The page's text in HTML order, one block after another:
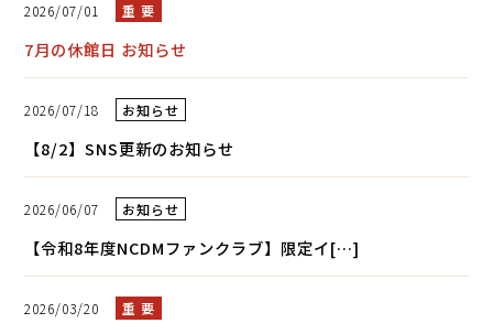
2026/07/01 重 要
7月の休館日 お知らせ
2026/07/18 お知らせ
【8/2】SNS更新のお知らせ
2026/06/07 お知らせ
【令和8年度NCDMファンクラブ】限定イ[…]
2026/03/20 重 要